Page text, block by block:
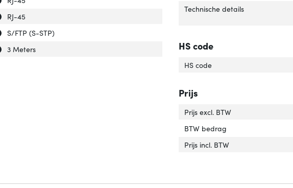
Uitleg over 'Aansluiting 1'
Verberg uitleg over 'Aansluiting 1'
RJ-45
Uitleg over 'Kabelafscherming'
Verberg uitleg over 'Kabelafscherming'
S/FTP (S-STP)
Uitleg over 'Snoerlengte'
Verberg uitleg over 'Snoerlengte'
3 Meters
Technische details
HS code
HS code
Prijs
Prijs excl. BTW
BTW bedrag
Prijs incl. BTW